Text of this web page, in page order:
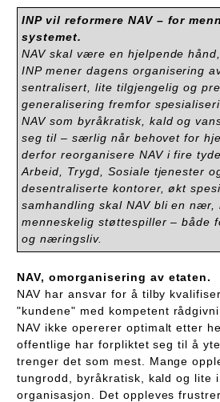
INP vil reformere NAV – for
systemet.
NAV skal være en hjelpende
INP mener dagens organisering
sentralisert, lite tilgjengelig og
generalisering fremfor
NAV som byråkratisk, kald og
seg til – særlig når behovet for
derfor reorganisere NAV i fire
Arbeid, Trygd, Sosiale tjenester
desentraliserte kontorer, økt
samhandling skal NAV bli en nær,
menneskelig støttespiller – både
og næringsliv.
NAV, omorganisering av etaten.
NAV har ansvar for å tilby
"kundene" med kompetent
NAV ikke opererer optimalt etter
offentlige har forpliktet seg til å
trenger det som mest. Mange
tungrodd, byråkratisk, kald og lite
organisasjon. Det oppleves